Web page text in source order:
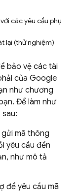
các yêu cầu phụ
lại (thử nghiệm)
bảo vệ các tài
của Google
như chương
Để làm như
mã thông
yêu cầu đến
như mô tả
để yêu cầu mã